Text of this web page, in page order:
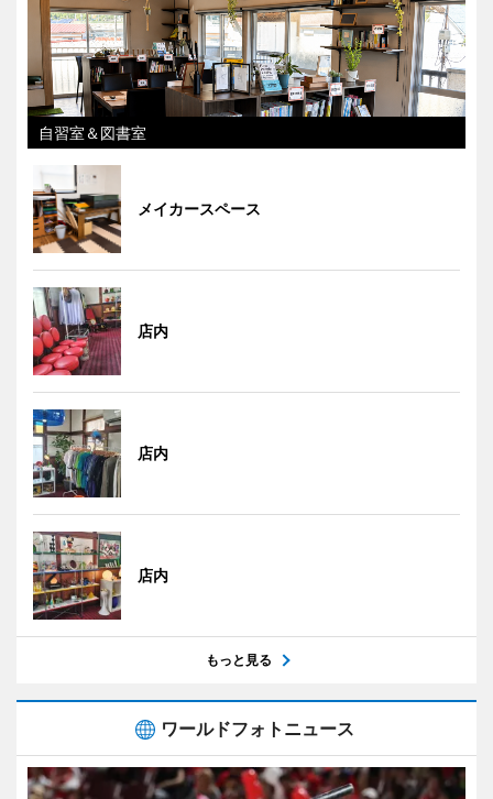
自習室＆図書室
メイカースペース
店内
店内
店内
もっと見る
ワールドフォトニュース